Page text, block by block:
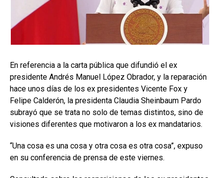
En referencia a la carta pública que difundió el ex
presidente Andrés Manuel López Obrador, y la reparación
hace unos días de los ex presidentes Vicente Fox y
Felipe Calderón, la presidenta Claudia Sheinbaum Pardo
subrayó que se trata no solo de temas distintos, sino de
visiones diferentes que motivaron a los ex mandatarios.
“Una cosa es una cosa y otra cosa es otra cosa”, expuso
en su conferencia de prensa de este viernes.